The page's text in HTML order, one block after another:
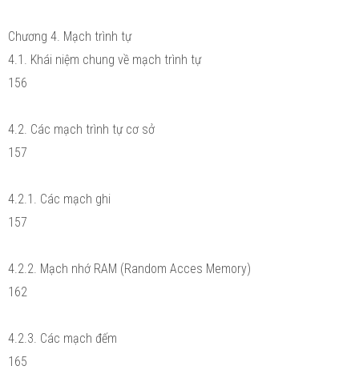
Chương 4. Mạch trình tự
4.1. Khái niệm chung về mạch trình tự
156
4.2. Các mạch trình tự cơ sở
157
4.2.1. Các mạch ghi
157
4.2.2. Mạch nhớ RAM (Random Acces Memory)
162
4.2.3. Các mạch đếm
165